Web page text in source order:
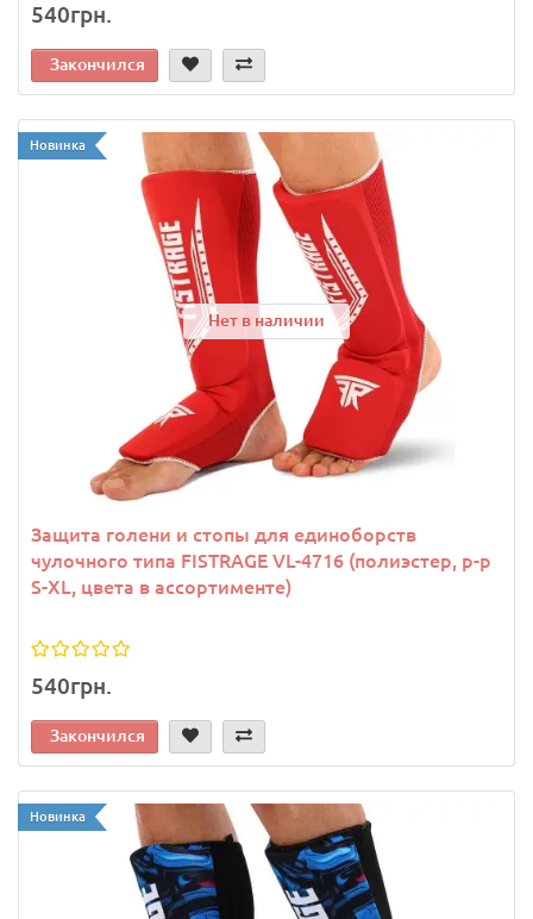
540грн.
Закончился
Новинка
Нет в наличии
Защита голени и стопы для единоборств
чулочного типа FISTRAGE VL-4716 (полиэстер, р-р
S-XL, цвета в ассортименте)
540грн.
Закончился
Новинка